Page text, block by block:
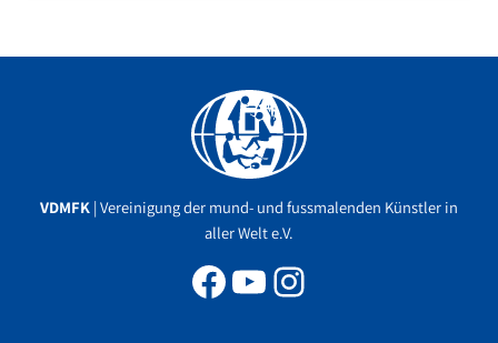
VDMFK | Vereinigung der mund- und fussmalenden Künstler in
aller Welt e.V.
Facebook
YouTube
Instagram